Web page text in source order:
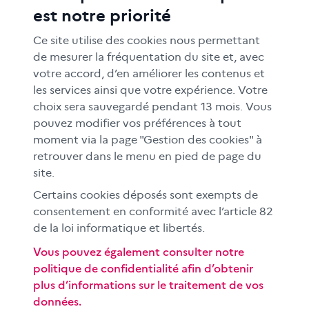
FORMATION
RESSOURCES
MÉDIAS SCOLAIRES
FAMILLES
Le CLEMI
En académies
À l'international
CLEMI sup
Espace presse
Si vous souhaitez vous abonner gratuitement à la lettre
d'information mensuelle du CLEMI, cliquezici →
est notre priorité
Ce site utilise des cookies nous permettant
de mesurer la fréquentation du site et, avec
votre accord, d’en améliorer les contenus et
les services ainsi que votre expérience. Votre
choix sera sauvegardé pendant 13 mois. Vous
pouvez modifier vos préférences à tout
moment via la page "Gestion des cookies" à
retrouver dans le menu en pied de page du
site.
Certains cookies déposés sont exempts de
consentement en conformité avec l’article 82
de la loi informatique et libertés.
Vous pouvez également consulter notre
politique de confidentialité afin d’obtenir
plus d’informations sur le traitement de vos
données.